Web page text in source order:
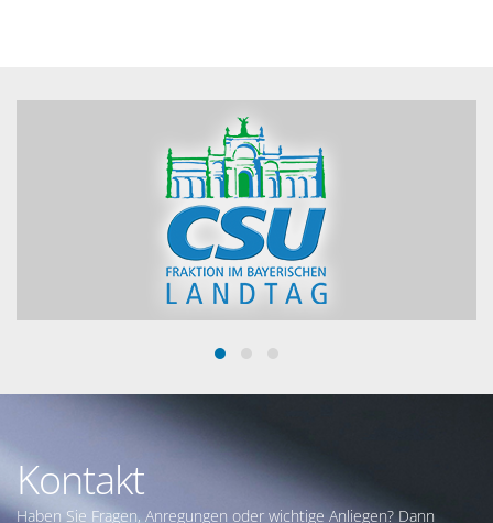
Kontakt
Haben Sie Fragen, Anregungen oder wichtige Anliegen? Dann